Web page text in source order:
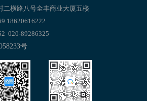
新零售易
二横路八号全丰商业大厦五楼
18620616222
020-89286325
号